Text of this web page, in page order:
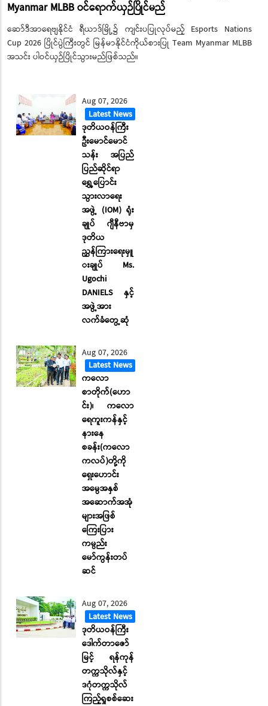
Myanmar MLBB ဝင်ရောက်ယှဉ်ပြိုင်မည်
ဆော်ဒီအာရေဗျနိုင်ငံ ရီယာဒ်မြို့၌ ကျင်းပပြုလုပ်မည့် Esports Nations
Cup 2026 ပြိုင်ပွဲကြီးတွင် မြန်မာနိုင်ငံကိုယ်စားပြု Team Myanmar MLBB
အသင်း ပါဝင်ယှဉ်ပြိုင်သွားမည်ဖြစ်သည်။
Aug 07, 2026
Latest News
ဒုတိယဝန်ကြီး
ဦးမောင်မောင်
သန်း အပြည်
ပြည်ဆိုင်ရာ
ရွှေ့ပြောင်း
သွားလာရေး
အဖွဲ့ (IOM) ရုံး
ချုပ် ဂျီနီဗာမှ
ဒုတိယ
ညွှန်ကြားရေးမှူ
းချုပ် Ms.
Ugochi
DANIELS နှင့်
အဖွဲ့အား
လက်ခံတွေ့ဆုံ
Aug 07, 2026
Latest News
ကလော
စာတိုက်(ဟော
င်း)၊ ကလော
ရေကူးကန်နှင့်
နားနေ
စခန်း(ကလော
ကလပ်)တို့ကို
ရှေးဟောင်း
အမွေအနှစ်
အဆောက်အအုံ
များအဖြစ်
ကြေးပြား
ကမ္ပည်း
မော်ကွန်းတပ်
ဆင်
Aug 07, 2026
Latest News
ဒုတိယဝန်ကြီး
ဒေါက်တာဇော်
မြင့် ရန်ကုန်
တက္ကသိုလ်နှင့်
ဒဂုံတက္ကသိုလ်
ကြည့်ရှုစစ်ဆေး